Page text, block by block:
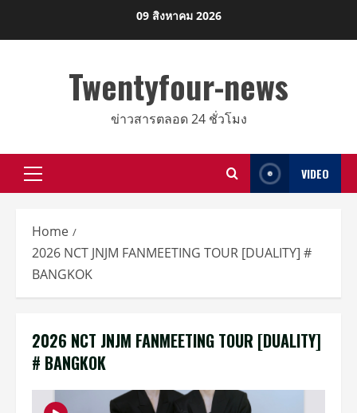
09 สิงหาคม 2026
Twentyfour-news
ข่าวสารตลอด 24 ชั่วโมง
Primary
VIDEO
Home
2026 NCT JNJM FANMEETING TOUR [DUALITY] #
BANGKOK
2026 NCT JNJM FANMEETING TOUR [DUALITY]
# BANGKOK